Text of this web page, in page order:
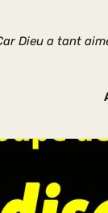
a tant aimé le